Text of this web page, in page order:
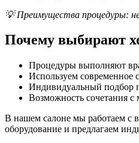
💡 Преимущества процедуры:
Почему выбирают
Процедуры выполняют
Используем современное
Индивидуальный подбор
Возможность сочетания
В нашем салоне мы работаем с
оборудование и предлагаем